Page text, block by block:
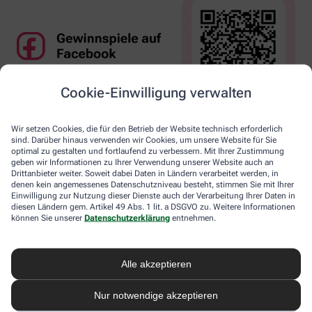
Cookie-Einwilligung verwalten
Wir setzen Cookies, die für den Betrieb der Website technisch erforderlich
sind. Darüber hinaus verwenden wir Cookies, um unsere Website für Sie
optimal zu gestalten und fortlaufend zu verbessern. Mit Ihrer Zustimmung
geben wir Informationen zu Ihrer Verwendung unserer Website auch an
Drittanbieter weiter. Soweit dabei Daten in Ländern verarbeitet werden, in
denen kein angemessenes Datenschutzniveau besteht, stimmen Sie mit Ihrer
Einwilligung zur Nutzung dieser Dienste auch der Verarbeitung Ihrer Daten in
diesen Ländern gem. Artikel 49 Abs. 1 lit. a DSGVO zu. Weitere Informationen
können Sie unserer Datenschutzerklärung entnehmen.
Alle akzeptieren
Nur notwendige akzeptieren